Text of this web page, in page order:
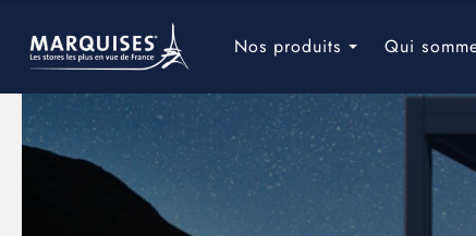
principale
Nos produits Qui